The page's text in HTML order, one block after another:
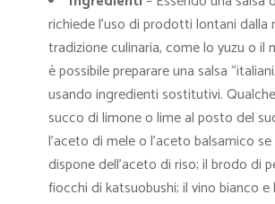
richiede l’uso di prodotti lontani dalla
tradizione culinaria, come lo yuzu o il
è possibile preparare una salsa
usando ingredienti sostitutivi.
succo di limone o lime al posto del
l’aceto di mele o l’aceto balsamico
dispone dell’aceto di riso; il brodo di
fiocchi di katsuobushi; il vino bianco